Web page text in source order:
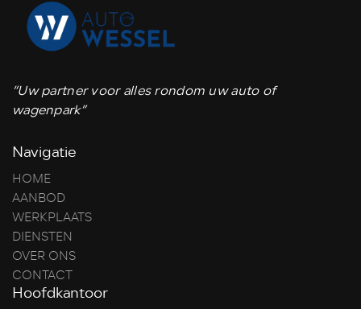
“Uw partner voor alles rondom uw auto of
wagenpark”
Navigatie
HOME
AANBOD
WERKPLAATS
DIENSTEN
OVER ONS
CONTACT
Hoofdkantoor